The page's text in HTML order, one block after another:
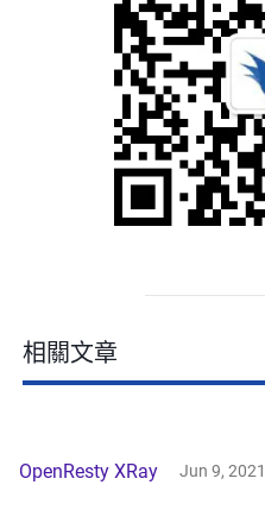
相關文章
OpenResty XRay Jun 9, 2021